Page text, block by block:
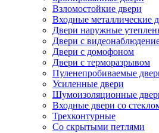
Взломостойкие двери
Входные металлические
Двери наружные
Двери с
Двери с домофоном
Двери с терморазрывом
Пуленепробиваемые
Усиленные двери
Шумоизоляционные
Входные двери со
Трехконтурные
Со скрытыми петлями